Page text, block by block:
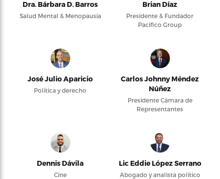
Dra. Bárbara D. Barros
Salud Mental & Menopausia
Brian Díaz
Presidente & Fundador
Pacifico Group
José Julio Aparicio
Política y derecho
Carlos Johnny Méndez
Núñez
Presidente Cámara de
Representantes
Dennis Dávila
Cine
Lic Eddie López Serrano
Abogado y analista político